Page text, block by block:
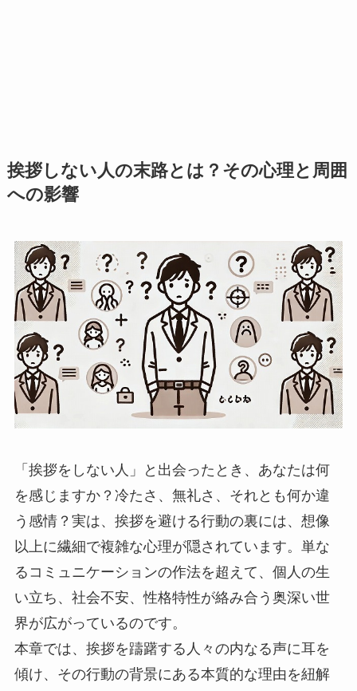
挨拶しない人の末路とは？その心理と周囲
への影響
「挨拶をしない人」と出会ったとき、あなたは何
を感じますか？冷たさ、無礼さ、それとも何か違
う感情？実は、挨拶を避ける行動の裏には、想像
以上に繊細で複雑な心理が隠されています。単な
るコミュニケーションの作法を超えて、個人の生
い立ち、社会不安、性格特性が絡み合う奥深い世
界が広がっているのです。
本章では、挨拶を躊躇する人々の内なる声に耳を
傾け、その行動の背景にある本質的な理由を紐解